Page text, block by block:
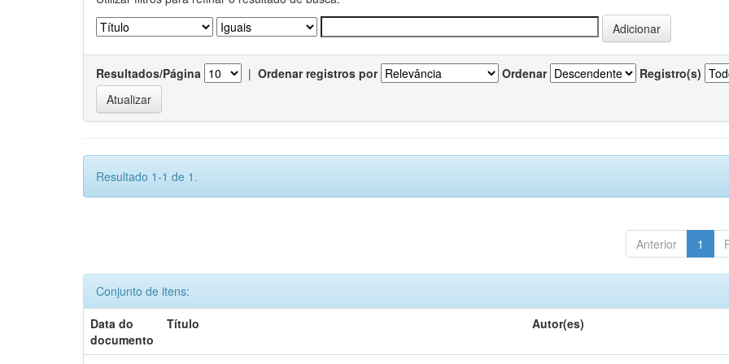
Resultados/Página | Ordenar registros por Ordenar Registro(s)
Resultado 1-1 de 1.
Anterior 1
Conjunto de itens:
Data do
documento
Título Autor(es)